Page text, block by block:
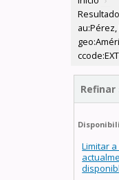
Refinar
Limitar